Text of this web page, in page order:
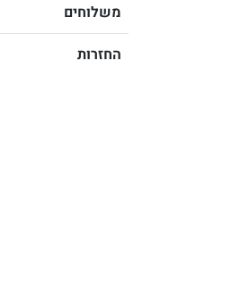
משלוחים
החזרות